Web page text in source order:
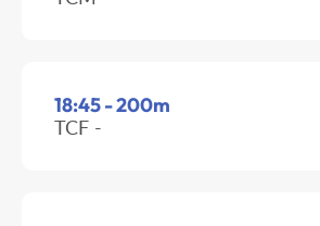
18:45 - 200m
TCF -